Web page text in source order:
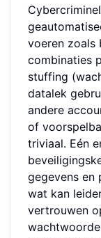
voeren zoals
combinaties
stuffing
datalek
andere
of
triviaal. Eén
gegevens en
wat kan
vertrouwen